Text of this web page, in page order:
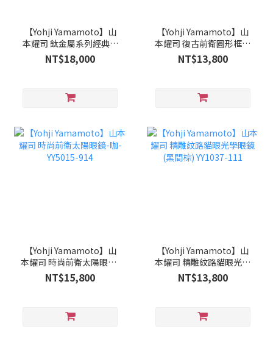
【Yohji Yamamoto】山
本耀司 鈦金屬系列經典彈
性圓框光學眼鏡(深
藍)YY0023-03
NT$18,000
【Yohji Yamamoto】山
本耀司 復古前衛圓形框面
光學眼鏡-咖啡-YY3007-
115
NT$13,800
【Yohji Yamamoto】山
本耀司 時尚前衛太陽眼鏡-
咖-YY5015-914
NT$15,800
【Yohji Yamamoto】山
本耀司 精雕紋路貓眼光學
眼鏡(黑間棕) YY1037-111
NT$13,800